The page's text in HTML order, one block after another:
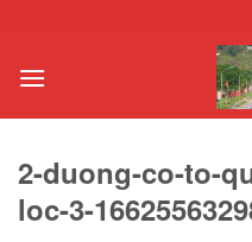
nội
2-duong-co-to-
loc-3-